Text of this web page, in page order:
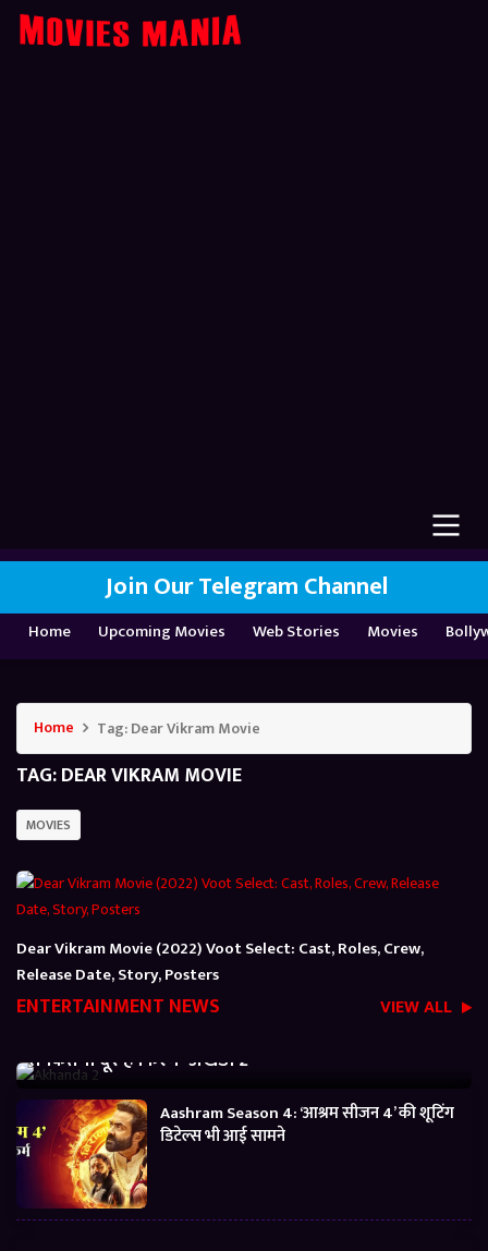
Join Our Telegram Channel
Home Upcoming Movies Web Stories Movies
Home Tag:Dear Vikram Movie
TAG:DEAR VIKRAM MOVIE
MOVIES
Dear Vikram Movie (2022) Voot Select: Cast, Roles, Crew,
Release Date, Story, Posters
ENTERTAINMENT NEWS VIEW ALL
से कितनी दूर है फिल्म ‘अखंडा 2’
Aashram Season 4: ‘आश्रम सीजन 4’ की शूटिंग
डिटेल्स भी आई सामने